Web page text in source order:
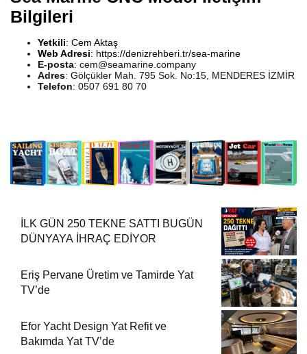
Bilgileri
Yetkili: Cem Aktaş
Web Adresi: https://denizrehberi.tr/sea-marine
E-posta: cem@seamarine.company
Adres: Gölçükler Mah. 795 Sok. No:15, MENDERES İZMİR
Telefon: 0507 691 80 70
İLK GÜN 250 TEKNE SATTI BUGÜN
DÜNYAYA İHRAÇ EDİYOR
Eriş Pervane Üretim ve Tamirde Yat
TV’de
Efor Yacht Design Yat Refit ve
Bakımda Yat TV’de